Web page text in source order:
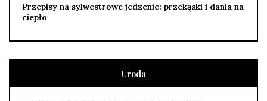
Przepisy na sylwestrowe jedzenie: przekąski i dania na
ciepło
Uroda